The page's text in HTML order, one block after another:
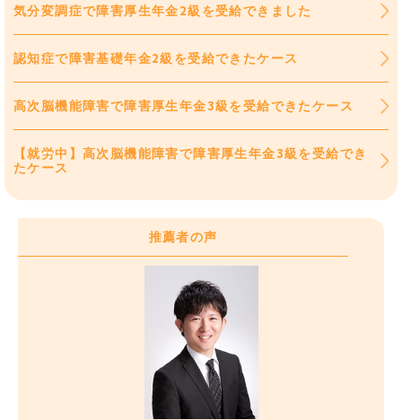
気分変調症で障害厚生年金2級を受給できました
認知症で障害基礎年金2級を受給できたケース
高次脳機能障害で障害厚生年金3級を受給できたケース
【就労中】高次脳機能障害で障害厚生年金3級を受給でき
たケース
推薦者の声